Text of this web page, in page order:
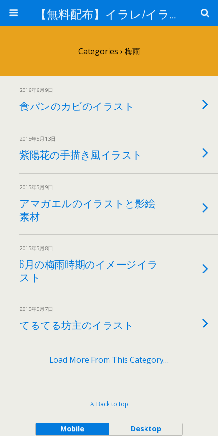
【無料配布】イラレ/イラストレーター/ベクトル パスデータ保管庫【ai・eps 商用可能ベクター素材】
Categories › 梅雨
2016年6月9日
食パンのカビのイラスト
2015年5月13日
紫陽花の手描き風イラスト
2015年5月9日
アマガエルのイラストと影絵
素材
2015年5月8日
6月の梅雨時期のイメージイラ
スト
2015年5月7日
てるてる坊主のイラスト
Load More From This Category…
Back to top
Mobile Desktop